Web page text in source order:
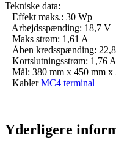
Tekniske data:
– Effekt maks.: 30 Wp
– Arbejdsspænding: 18,7 V
– Maks strøm: 1,61 A
– Åben kredsspænding:
– Kortslutningsstrøm: 1,76 A
– Mål: 380 mm x 450 mm x
– KablerMC4 terminal
Yderligere